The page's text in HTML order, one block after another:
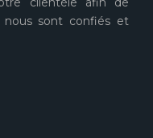
sont confiés et